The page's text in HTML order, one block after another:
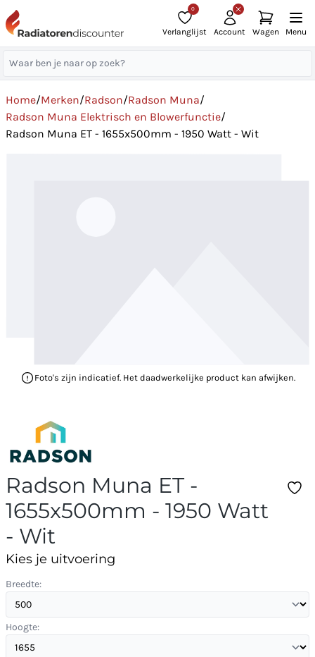
0
Verlanglijst Account Wagen Menu
Home/Merken/Radson/Radson Muna/
Radson Muna Elektrisch en Blowerfunctie/
Radson Muna ET - 1655x500mm - 1950 Watt - Wit
Foto's zijn indicatief. Het daadwerkelijke product kan afwijken.
Radson Muna ET -
1655x500mm - 1950 Watt
- Wit
Kies je uitvoering
Breedte:
Hoogte: